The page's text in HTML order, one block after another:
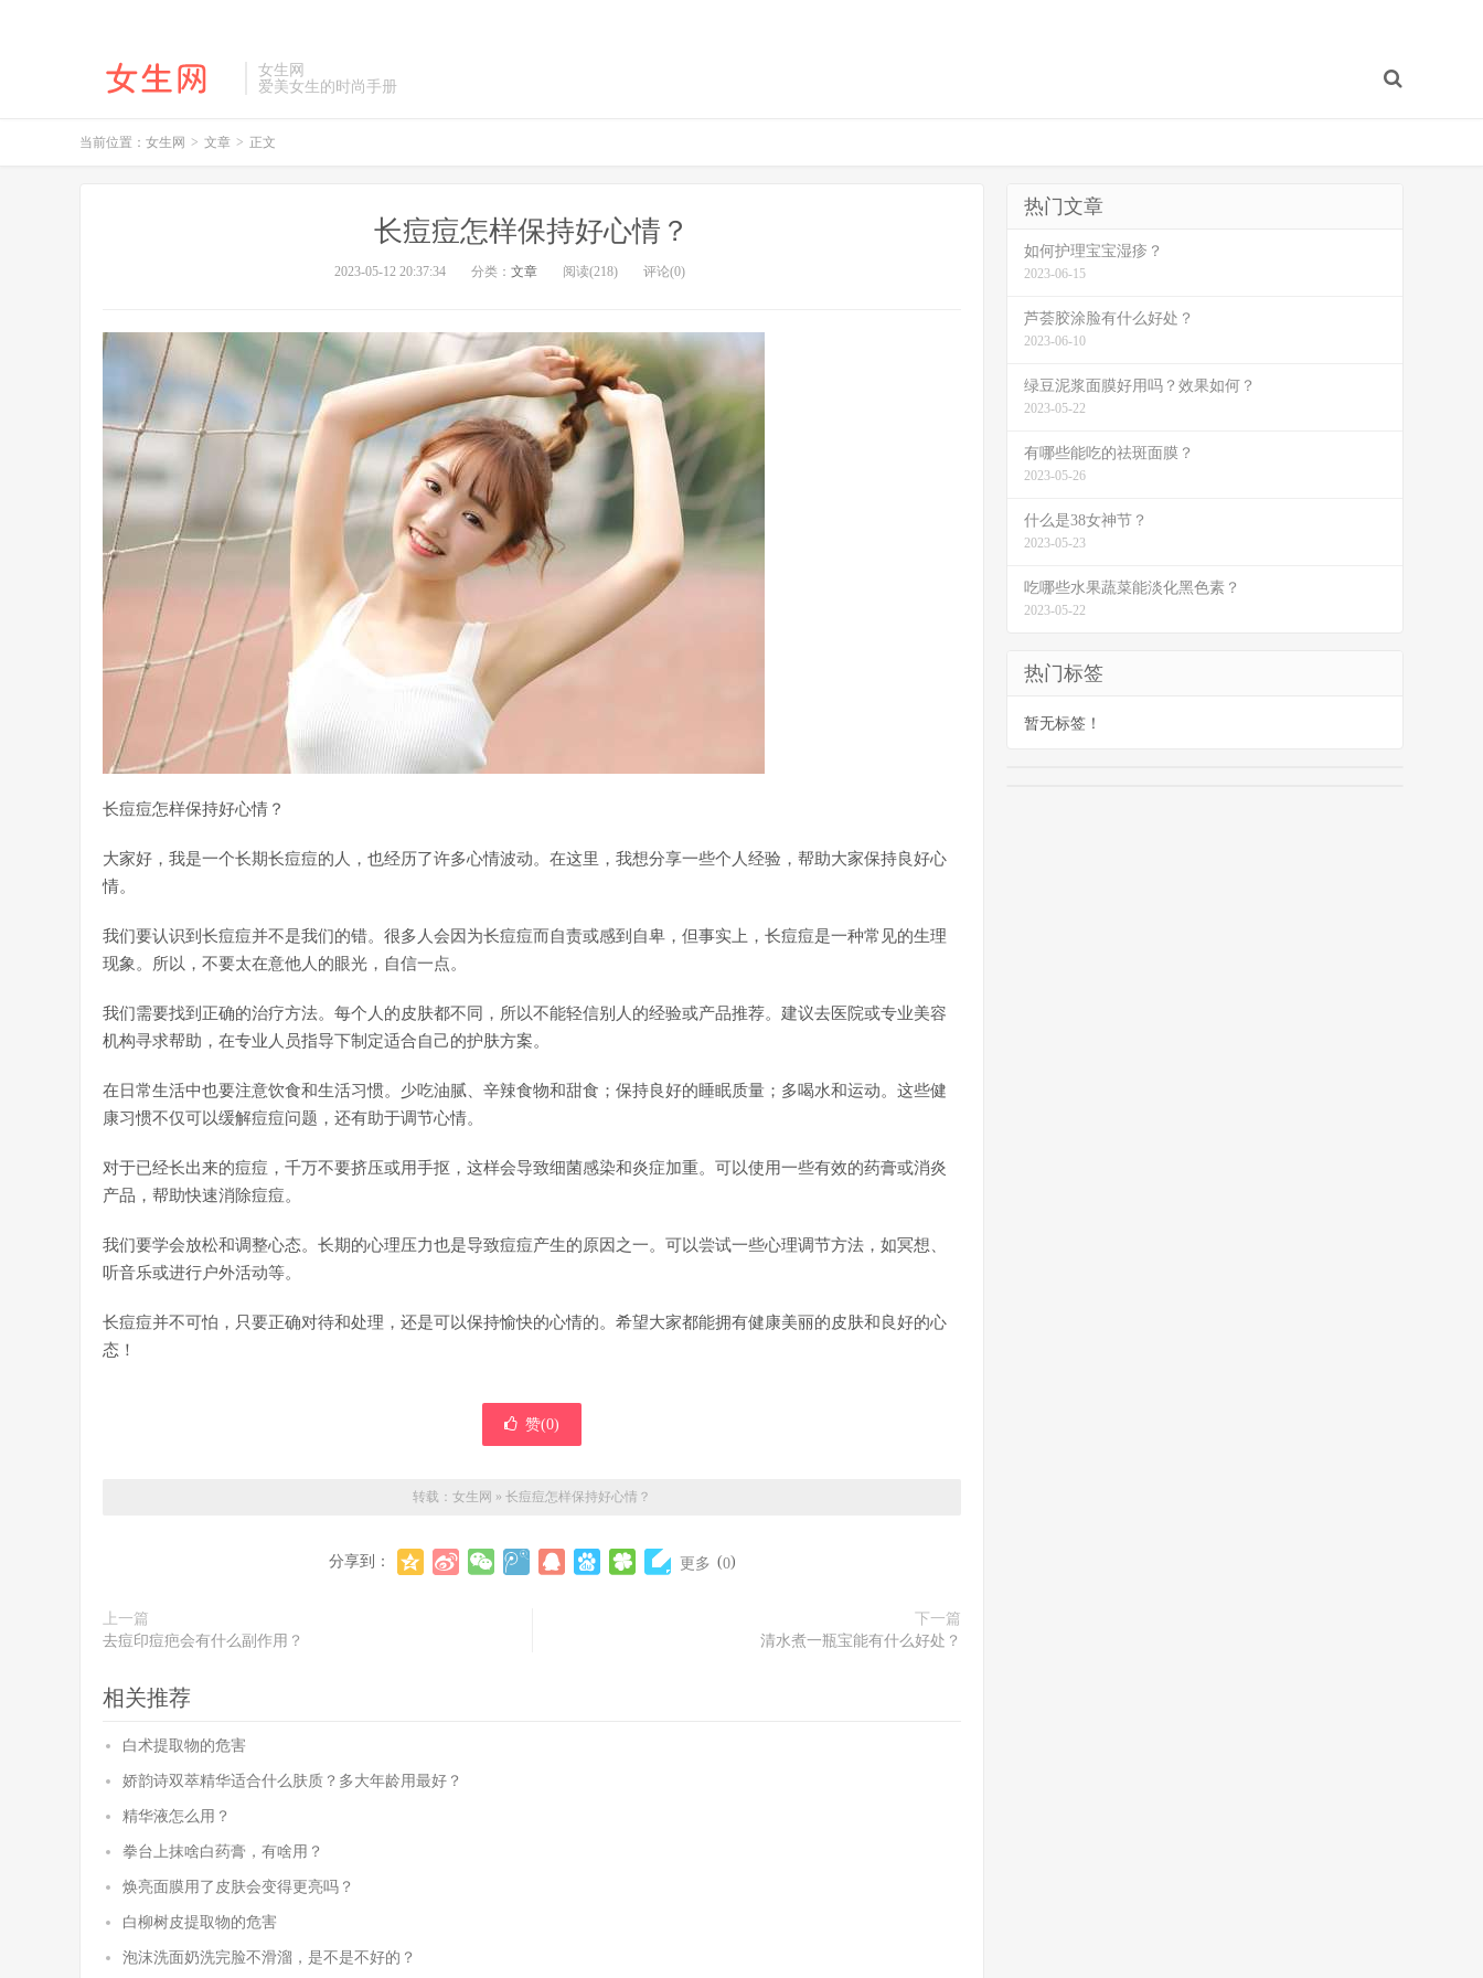
女生网
爱美女生的时尚手册
当前位置： 女生网 > 文章 > 正文
长痘痘怎样保持好心情？
2023-05-12 20:37:34 分类： 文章 阅读(218) 评论(0)
长痘痘怎样保持好心情？
大家好，我是一个长期长痘痘的人，也经历了许多心情波动。在这里，我想分享一些个人经验，帮助大家保持良好心
情。
我们要认识到长痘痘并不是我们的错。很多人会因为长痘痘而自责或感到自卑，但事实上，长痘痘是一种常见的生理
现象。所以，不要太在意他人的眼光，自信一点。
我们需要找到正确的治疗方法。每个人的皮肤都不同，所以不能轻信别人的经验或产品推荐。建议去医院或专业美容
机构寻求帮助，在专业人员指导下制定适合自己的护肤方案。
在日常生活中也要注意饮食和生活习惯。少吃油腻、辛辣食物和甜食；保持良好的睡眠质量；多喝水和运动。这些健
康习惯不仅可以缓解痘痘问题，还有助于调节心情。
对于已经长出来的痘痘，千万不要挤压或用手抠，这样会导致细菌感染和炎症加重。可以使用一些有效的药膏或消炎
产品，帮助快速消除痘痘。
我们要学会放松和调整心态。长期的心理压力也是导致痘痘产生的原因之一。可以尝试一些心理调节方法，如冥想、
听音乐或进行户外活动等。
长痘痘并不可怕，只要正确对待和处理，还是可以保持愉快的心情的。希望大家都能拥有健康美丽的皮肤和良好的心
态！
赞(0)
转载： 女生网 » 长痘痘怎样保持好心情？
分享到： 更多 (0)
上一篇
去痘印痘疤会有什么副作用？
下一篇
清水煮一瓶宝能有什么好处？
相关推荐
白术提取物的危害
娇韵诗双萃精华适合什么肤质？多大年龄用最好？
精华液怎么用？
拳台上抹啥白药膏，有啥用？
焕亮面膜用了皮肤会变得更亮吗？
白柳树皮提取物的危害
泡沫洗面奶洗完脸不滑溜，是不是不好的？
热门文章
如何护理宝宝湿疹？
2023-06-15
芦荟胶涂脸有什么好处？
2023-06-10
绿豆泥浆面膜好用吗？效果如何？
2023-05-22
有哪些能吃的祛斑面膜？
2023-05-26
什么是38女神节？
2023-05-23
吃哪些水果蔬菜能淡化黑色素？
2023-05-22
热门标签
暂无标签！